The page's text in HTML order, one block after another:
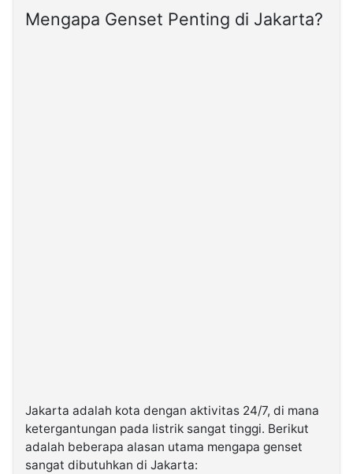
Mengapa Genset Penting di Jakarta?
Jakarta adalah kota dengan aktivitas 24/7, di mana
ketergantungan pada listrik sangat tinggi. Berikut
adalah beberapa alasan utama mengapa genset
sangat dibutuhkan di Jakarta: